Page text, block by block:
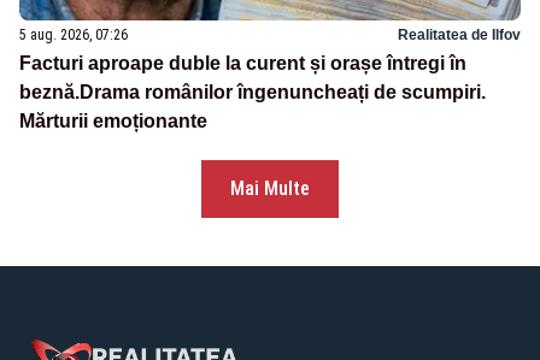
5 aug. 2026, 07:26 Realitatea de Ilfov
Facturi aproape duble la curent și orașe întregi în
beznă.Drama românilor îngenuncheați de scumpiri.
Mărturii emoționante
Mai Multe